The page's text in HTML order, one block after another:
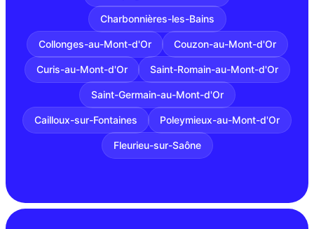
Charbonnières-les-Bains
Collonges-au-Mont-d'Or Couzon-au-Mont-d'Or
Curis-au-Mont-d'Or Saint-Romain-au-Mont-d'Or
Saint-Germain-au-Mont-d'Or
Cailloux-sur-Fontaines Poleymieux-au-Mont-d'Or
Fleurieu-sur-Saône